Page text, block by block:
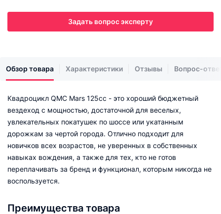
Задать вопрос эксперту
Обзор товара Характеристики Отзывы Вопрос-
Квадроцикл QMC Mars 125cc - это хороший бюджетный
вездеход с мощностью, достаточной для веселых,
увлекательных покатушек по шоссе или укатанным
дорожкам за чертой города. Отлично подходит для
новичков всех возрастов, не уверенных в собственных
навыках вождения, а также для тех, кто не готов
переплачивать за бренд и функционал, которым никогда не
воспользуется.
Преимущества товара